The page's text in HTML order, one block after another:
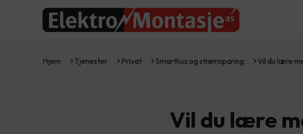
Hjem Tjenester Privat Smarthus og strømsparing Vil du lære
Vil du lære